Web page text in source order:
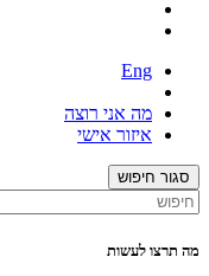
Eng
מה אני רוצה
איזור אישי
סגור חיפוש
מה תרצו לעשות